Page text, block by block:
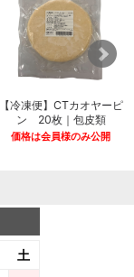
【冷凍便】CTカオヤーピ
ン 20枚｜包皮類
価格は会員様のみ公開
土